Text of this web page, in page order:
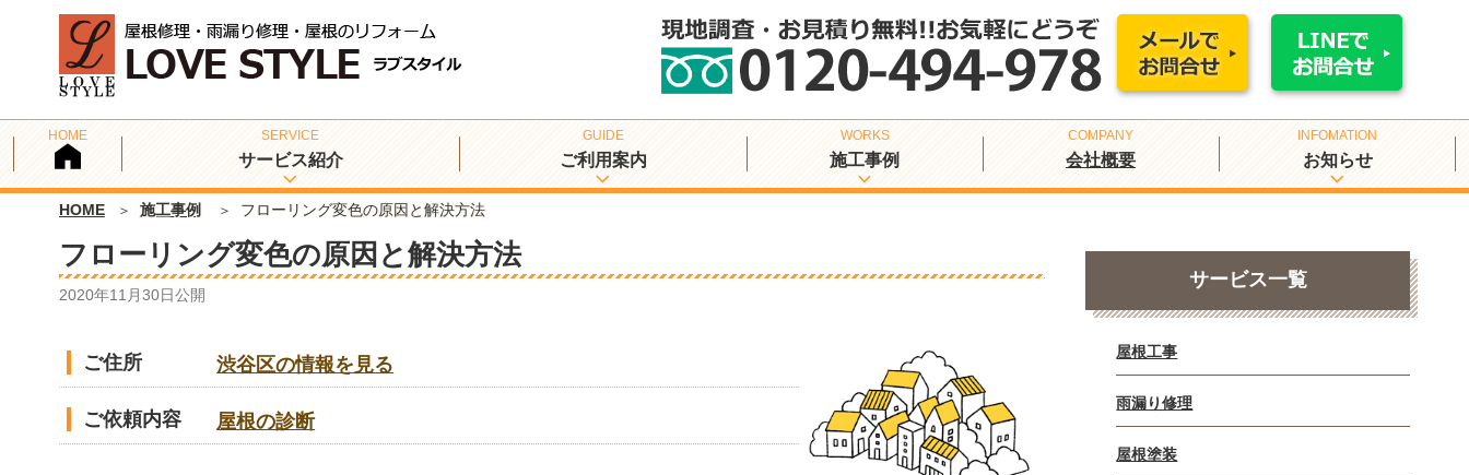
サービス紹介 ご利用案内 施工事例 会社概要 お知らせ
HOME 施工事例 フローリング変色の原因と解決方法
フローリング変色の原因と解決方法
2020年11月30日公開
ご住所 渋谷区の情報を見る
ご依頼内容 屋根の診断
サービス一覧
屋根工事
雨漏り修理
屋根塗装